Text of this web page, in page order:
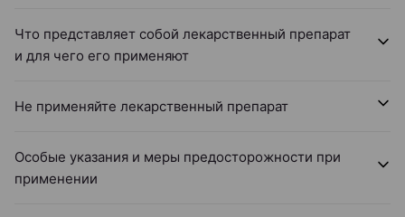
Что представляет собой лекарственный препарат
и для чего его применяют
Не применяйте лекарственный препарат
Особые указания и меры предосторожности при
применении